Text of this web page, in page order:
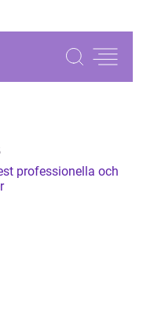
professionella och